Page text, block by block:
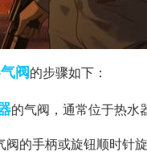
气阀的步骤如下：
的气阀，通常位于热水
的手柄或旋钮顺时针